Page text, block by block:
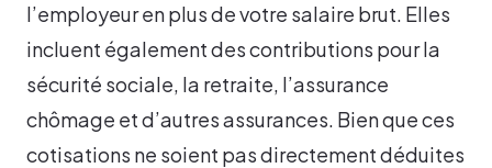
l’employeur en plus de votre salaire brut. Elles
incluent également des contributions pour la
sécurité sociale, la retraite, l’assurance
chômage et d’autres assurances. Bien que ces
cotisations ne soient pas directement déduites